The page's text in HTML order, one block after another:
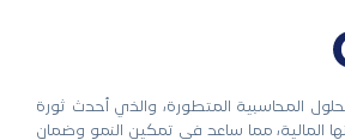
المحاسبية المتطورة، والذي أحدث ثورة
المالية، مما ساعد في تمكين النمو وضمان